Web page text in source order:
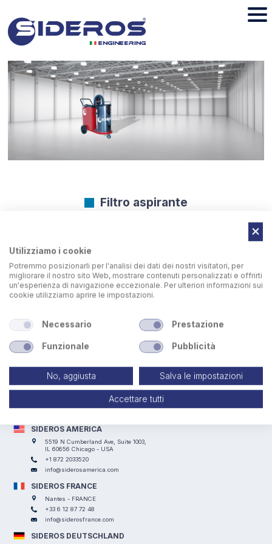
Filtro aspirante
Rotoclean può essere dotato di un’unità di aspirazione
lavorazione dei pezzi.
Via I° Maggio, 69, I Casoni, 29027 Podenzano (PC) - ITALY
+39 0523 524066
info@siderosengineering.com
SIDEROS AMERICA
5519 N Cumberland Ave, Suite 1003,
IL 60656 Chicago - USA
+1 872 2033520
info@siderosamerica.com
SIDEROS FRANCE
Nantes - FRANCE
+33 6 12 87 72 48
info@siderosfrance.com
SIDEROS DEUTSCHLAND
Utilizziamo i cookie
Potremmo posizionarli per l'analisi dei dati dei nostri visitatori, per
migliorare il nostro sito Web, mostrare contenuti personalizzati e offrirti
un'esperienza di navigazione eccezionale. Per ulteriori informazioni sui
cookie utilizziamo aprire le impostazioni.
Necessario Prestazione
Funzionale Pubblicità
No, aggiusta Salva le impostazioni
Accettare tutti